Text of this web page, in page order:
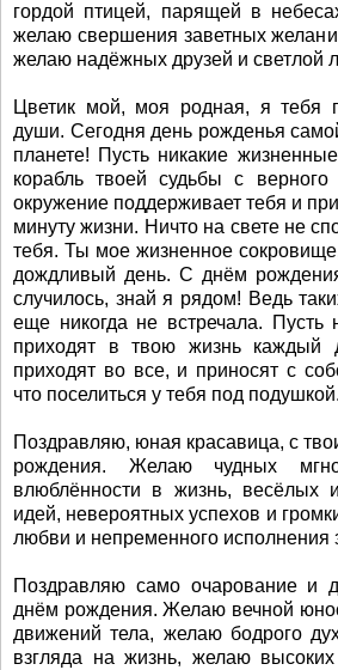
гордой птицей, парящей в
желаю свершения заветных
желаю надёжных друзей и светлой
Цветик мой, моя родная, я тебя
души. Сегодня день рожденья
планете! Пусть никакие
корабль твоей судьбы с верного
окружение поддерживает тебя и
минуту жизни. Ничто на свете не
тебя. Ты мое жизненное
дождливый день. С днём
случилось, знай я рядом! Ведь
еще никогда не встречала. Пусть
приходят в твою жизнь каждый
приходят во все, и приносят с
что поселиться у тебя под
Поздравляю, юная красавица, с
рождения. Желаю чудных
влюблённости в жизнь, весёлых
идей, невероятных успехов и
любви и непременного исполнения
Поздравляю само очарование и
днём рождения. Желаю вечной
движений тела, желаю бодрого
взгляда на жизнь, желаю